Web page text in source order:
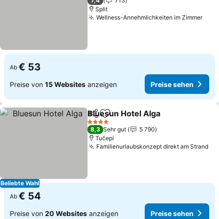
Split
Wellness-Annehmlichkeiten im Zimmer
Ab € 53
Preise von 15 Websites anzeigen Preise sehen
Beliebte Wahl
TeilenZu Favoriten hinzufügen
Bluesun Hotel Alga
4 Sterne
8,3 Sehr gut
5 790
Tučepi
Familienurlaubskonzept direkt am Strand
Ab € 54
Preise von 20 Websites anzeigen Preise sehen